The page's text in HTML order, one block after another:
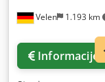
Velen 1.193 km
Informacije